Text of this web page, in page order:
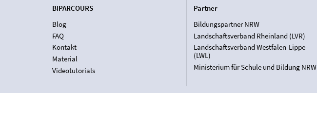
BIPARCOURS
Blog
FAQ
Kontakt
Material
Videotutorials
Partner
Bildungspartner NRW
Landschaftsverband Rheinland (LVR)
Landschaftsverband Westfalen-Lippe
(LWL)
Ministerium für Schule und Bildung NRW